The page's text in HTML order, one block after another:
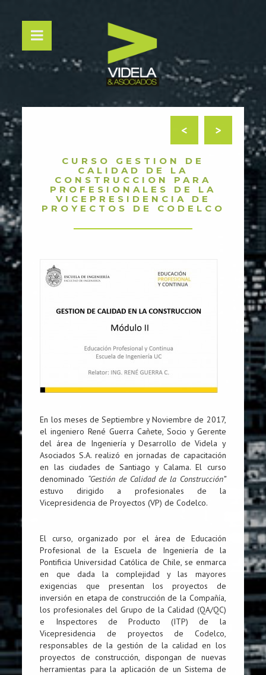
>
<
CURSO GESTION DE
CALIDAD DE LA
CONSTRUCCION PARA
PROFESIONALES DE LA
VICEPRESIDENCIA DE
PROYECTOS DE CODELCO
En los meses de Septiembre y Noviembre de 2017,
el ingeniero René Guerra Cañete, Socio y Gerente
del área de Ingeniería y Desarrollo de Videla y
Asociados S.A. realizó en jornadas de capacitación
en las ciudades de Santiago y Calama. El curso
denominado “Gestión de Calidad de la Construcción”
estuvo dirigido a profesionales de la
Vicepresidencia de Proyectos (VP) de Codelco.
El curso, organizado por el área de Educación
Profesional de la Escuela de Ingeniería de la
Pontificia Universidad Católica de Chile, se enmarca
en que dada la complejidad y las mayores
exigencias que presentan los proyectos de
inversión en etapa de construcción de la Compañía,
los profesionales del Grupo de la Calidad (QA/QC)
e Inspectores de Producto (ITP) de la
Vicepresidencia de proyectos de Codelco,
responsables de la gestión de la calidad en los
proyectos de construcción, dispongan de nuevas
herramientas para la aplicación de un Sistema de